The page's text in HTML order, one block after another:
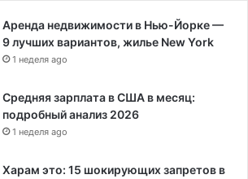
Аренда недвижимости в Нью-Йорке —
9 лучших вариантов, жилье New York
1 неделя ago
Средняя зарплата в США в месяц:
подробный анализ 2026
1 неделя ago
Харам это: 15 шокирующих запретов в